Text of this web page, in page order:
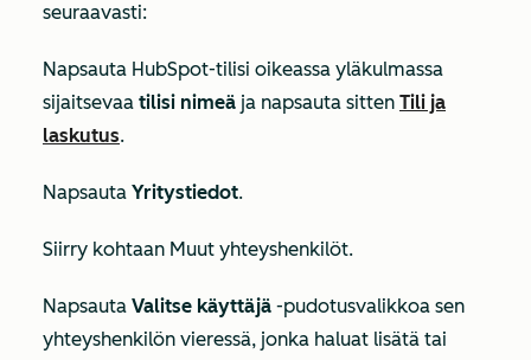
seuraavasti:
Napsauta HubSpot-tilisi oikeassa yläkulmassa
sijaitsevaa tilisi nimeä ja napsauta sitten Tili ja
laskutus.
Napsauta Yritystiedot.
Siirry kohtaan Muut yhteyshenkilöt.
Napsauta Valitse käyttäjä -pudotusvalikkoa sen
yhteyshenkilön vieressä, jonka haluat lisätä tai